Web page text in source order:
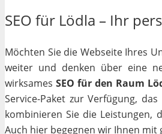
SEO für Lödla – Ihr
Möchten Sie die Webseite Ihres
weiter und denken über eine
wirksames SEO für den Raum
Service-Paket zur Verfügung,
kombinieren Sie die Leistungen,
Auch hier begegnen wir Ihnen mit